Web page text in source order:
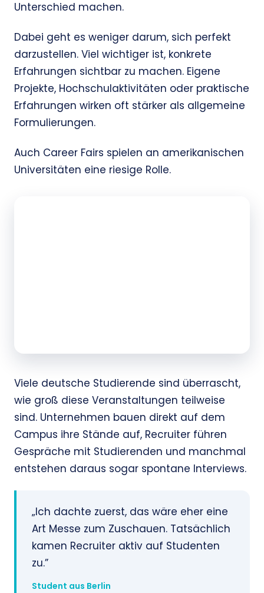
Unterschied machen.
Dabei geht es weniger darum, sich perfekt
darzustellen. Viel wichtiger ist, konkrete
Erfahrungen sichtbar zu machen. Eigene
Projekte, Hochschulaktivitäten oder praktische
Erfahrungen wirken oft stärker als allgemeine
Formulierungen.
Auch Career Fairs spielen an amerikanischen
Universitäten eine riesige Rolle.
Viele deutsche Studierende sind überrascht,
wie groß diese Veranstaltungen teilweise
sind. Unternehmen bauen direkt auf dem
Campus ihre Stände auf, Recruiter führen
Gespräche mit Studierenden und manchmal
entstehen daraus sogar spontane Interviews.
„Ich dachte zuerst, das wäre eher eine
Art Messe zum Zuschauen. Tatsächlich
kamen Recruiter aktiv auf Studenten
zu.”
Student aus Berlin